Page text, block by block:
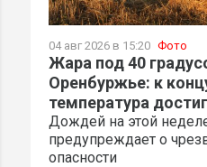
04 авг 2026 в 15:20 Фото
Жара под 40
Оренбуржье: к
температура
Дождей на этой
предупреждает о
опасности